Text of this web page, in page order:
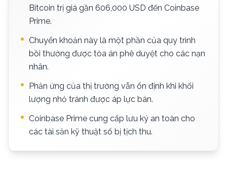
Bitcoin trị giá gần 606,000 USD đến Coinbase
Prime.
Chuyển khoản này là một phần của quy trình
bồi thường được tòa án phê duyệt cho các nạn
nhân.
Phản ứng của thị trường vẫn ổn định khi khối
lượng nhỏ tránh được áp lực bán.
Coinbase Prime cung cấp lưu ký an toàn cho
các tài sản kỹ thuật số bị tịch thu.